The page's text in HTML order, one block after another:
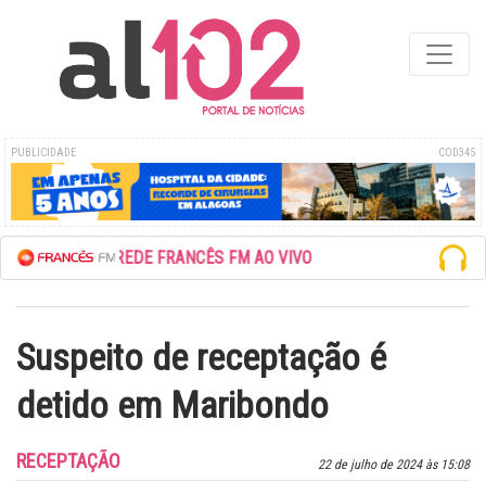
PUBLICIDADE COD345
ESCUTE A REDE FRANCÊS FM AO VIVO
Suspeito de receptação é
detido em Maribondo
22 de julho de 2024 às 15:08
RECEPTAÇÃO